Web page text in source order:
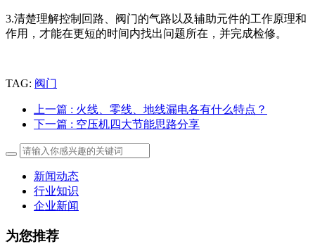
3.清楚理解控制回路、阀门的气路以及辅助元件的工作原理和
作用，才能在更短的时间内找出问题所在，并完成检修。
TAG: 阀门
上一篇 : 火线、零线、地线漏电各有什么特点？
下一篇 : 空压机四大节能思路分享
新闻动态
行业知识
企业新闻
为您推荐